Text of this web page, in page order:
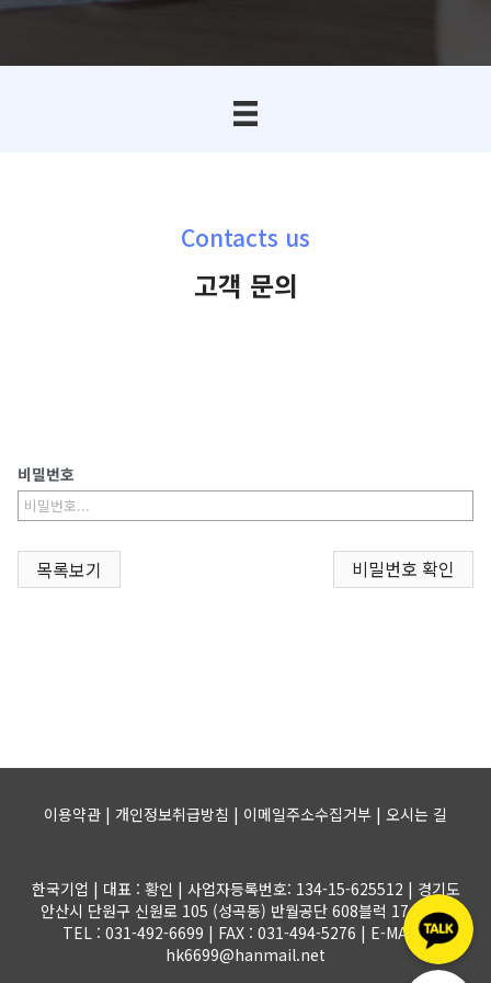
Contacts us
고객 문의
비밀번호
목록보기 비밀번호 확인
이용약관 | 개인정보취급방침 | 이메일주소수집거부 | 오시는 길
한국기업 | 대표 : 황인 | 사업자등록번호: 134-15-625512 | 경기도
안산시 단원구 신원로 105 (성곡동) 반월공단 608블럭 17-1롯트
TEL : 031-492-6699 | FAX : 031-494-5276 | E-MAIL :
hk6699@hanmail.net